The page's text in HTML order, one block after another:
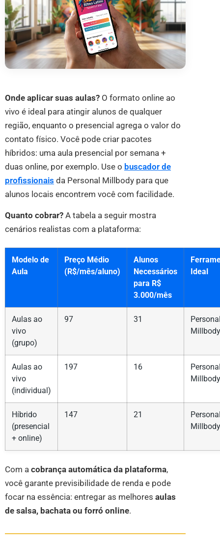
Onde aplicar suas aulas? O formato online ao
vivo é ideal para atingir alunos de qualquer
região, enquanto o presencial agrega o valor do
contato físico. Você pode criar pacotes
híbridos: uma aula presencial por semana +
duas online, por exemplo. Use o buscador de
profissionais da Personal Millbody para que
alunos locais encontrem você com facilidade.
Quanto cobrar? A tabela a seguir mostra
cenários realistas com a plataforma:
Modelo de
Aula
Preço Médio
(R$/mês/aluno)
Alunos
Necessários
para R$
3.000/mês
Ideal
Aulas ao
vivo
(grupo)
97 31
Millbody
Aulas ao
vivo
(individual)
197 16
Millbody
Híbrido
(presencial
+ online)
147 21
Millbody
Com a cobrança automática da plataforma,
você garante previsibilidade de renda e pode
focar na essência: entregar as melhores aulas
de salsa, bachata ou forró online.